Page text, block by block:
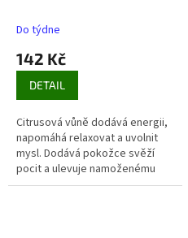
Do týdne
142 Kč
DETAIL
Citrusová vůně dodává energii,
napomáhá relaxovat a uvolnit
mysl. Dodává pokožce svěží
pocit a ulevuje namoženému
tělu.